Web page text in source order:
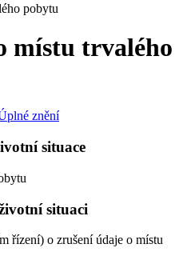
pobytu
místu trvalého
znění
situace
situaci
řízení) o zrušení údaje o místu